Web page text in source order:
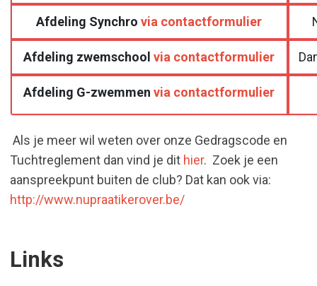
Afdeling Synchro via contactformulier
Afdeling zwemschool via contactformulier
Afdeling G-zwemmen via contactformulier
Als je meer wil weten over onze Gedragscode en
Tuchtreglement dan vind je dit hier. Zoek je een
aanspreekpunt buiten de club? Dat kan ook via:
http://www.nupraatikerover.be/
Links